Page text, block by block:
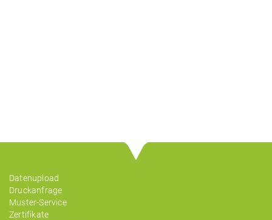
Datenupload
Druckanfrage
Muster-Service
Zertifikate